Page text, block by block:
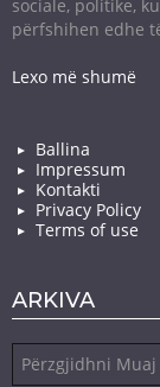
sociale, politike,
përfshihen edhe
Lexo më shumë
Ballina
Impressum
Kontakti
Privacy Policy
Terms of use
ARKIVA